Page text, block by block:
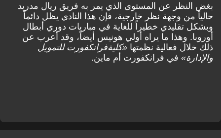
بغض النظر عن المستوى الذي يمر به فريق ريال مدريد
حالياً من وجهة نظر خارجية، فإن هذا النادي يظل دائماً
وبشكل تقليدي خطيراً للغاية في مباريات دوري أبطال
أوروبا. وهذا ما يراه أولي هونيس أيضاً، وقد أعرب عن
ذلك خلال فعالية نظمتها «كليةفرانكفورت للتمويل
والإدارة» في فرانكفورت أم ماين.